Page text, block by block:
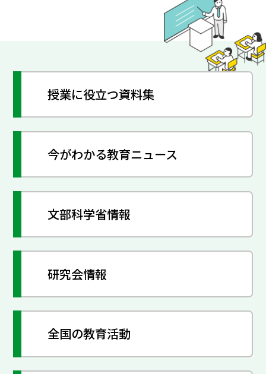
授業に役立つ資料集
今がわかる教育ニュース
文部科学省情報
研究会情報
全国の教育活動